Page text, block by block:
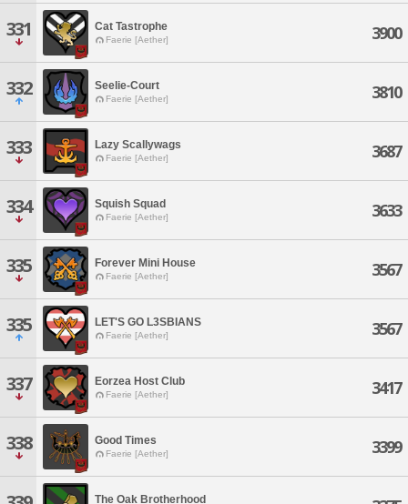
331 Cat Tastrophe
Faerie [Aether] 3900
332 Seelie-Court
Faerie [Aether] 3810
333 Lazy Scallywags
Faerie [Aether] 3687
334 Squish Squad
Faerie [Aether] 3633
335 Forever Mini House
Faerie [Aether] 3567
335 LET'S GO L3SBIANS
Faerie [Aether] 3567
337 Eorzea Host Club
Faerie [Aether] 3417
338 Good Times
Faerie [Aether] 3399
The Oak Brotherhood